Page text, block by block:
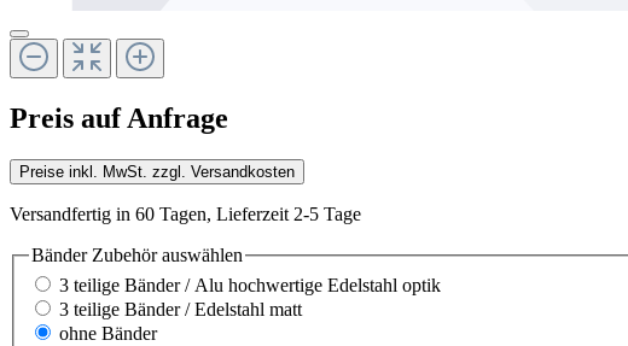
Preis auf Anfrage
Preise inkl. MwSt. zzgl. Versandkosten
Versandfertig in 60 Tagen, Lieferzeit 2-5 Tage
Bänder Zubehörauswählen
3 teilige Bänder / Alu hochwertige Edelstahl optik
3 teilige Bänder / Edelstahl matt
ohne Bänder